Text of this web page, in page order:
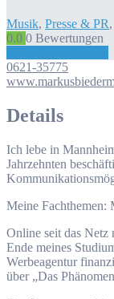
Musik, Presse & PR,
0.0 0 Bewertungen
0621-35775
Details
Ich lebe in
Jahrzehnten
Meine Fachthemen:
Online seit das Netz
Ende meines
Werbeagentur
über „Das